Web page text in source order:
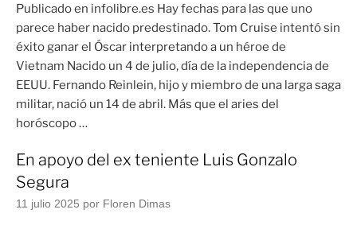
Publicado en infolibre.es Hay fechas para las que uno
parece haber nacido predestinado. Tom Cruise intentó sin
éxito ganar el Óscar interpretando a un héroe de
Vietnam Nacido un 4 de julio, día de la independencia de
EEUU. Fernando Reinlein, hijo y miembro de una larga saga
militar, nació un 14 de abril. Más que el aries del
horóscopo …
En apoyo del ex teniente Luis Gonzalo
Segura
11 julio 2025 por Floren Dimas